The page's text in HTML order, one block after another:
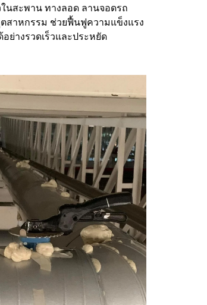
นสะพาน ทางลอด ลานจอดรถ
สาหกรรม ช่วยฟื้นฟูความแข็งแรง
ย่างรวดเร็วและประหยัด